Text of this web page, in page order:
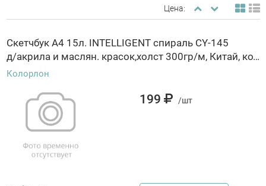
Цена:
Скетчбук А4 15л. INTELLIGENT спираль CY-145
д/акрила и маслян. красок,холст 300гр/м, Китай, код 56013080008, штрихкод , артикул
Колорлон
199 /шт